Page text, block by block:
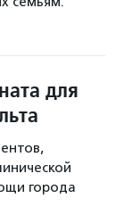
для
города